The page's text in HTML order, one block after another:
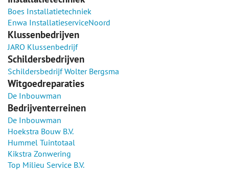
Boes Installatietechniek
Enwa InstallatieserviceNoord
Klussenbedrijven
JARO Klussenbedrijf
Schildersbedrijven
Schildersbedrijf Wolter Bergsma
Witgoedreparaties
De Inbouwman
Bedrijventerreinen
De Inbouwman
Hoekstra Bouw B.V.
Hummel Tuintotaal
Kikstra Zonwering
Top Milieu Service B.V.